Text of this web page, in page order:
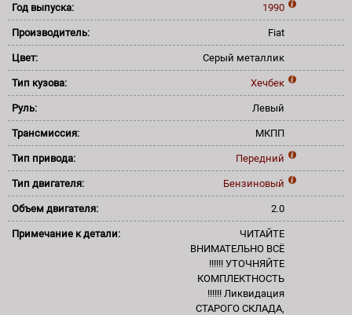
Год выпуска: 1990
Производитель: Fiat
Цвет: Серый металлик
Тип кузова: Хечбек
Руль: Левый
Трансмиссия: МКПП
Тип привода: Передний
Тип двигателя: Бензиновый
Объем двигателя: 2.0
Примечание к детали:
ЧИТАЙТЕ
ВНИМАТЕЛЬНО ВСЁ
!!!!!! УТОЧНЯЙТЕ
КОМПЛЕКТНОСТЬ
!!!!!! Ликвидация
СТАРОГО СКЛАДА,